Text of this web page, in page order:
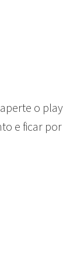
o play
e ficar por